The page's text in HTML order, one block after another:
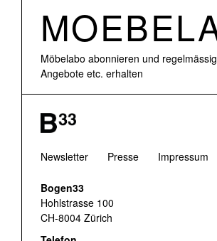
Möbelabo abonnieren und
Angebote etc. erhalten
Newsletter Presse Impressum
Bogen33
Hohlstrasse 100
CH-8004 Zürich